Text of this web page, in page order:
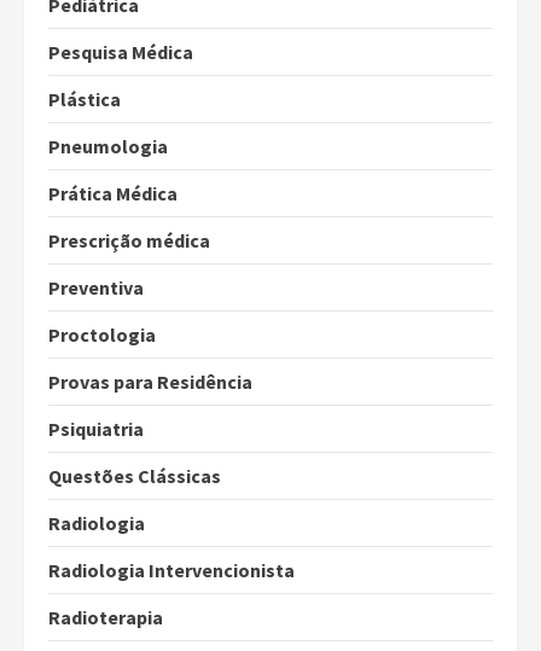
Pediátrica
Pesquisa Médica
Plástica
Pneumologia
Prática Médica
Prescrição médica
Preventiva
Proctologia
Provas para Residência
Psiquiatria
Questões Clássicas
Radiologia
Radiologia Intervencionista
Radioterapia